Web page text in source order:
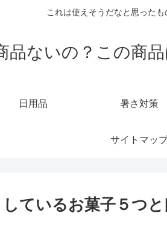
これは使えそうだなと思ったも
品ないの？この商
日用品 暑さ対策
サイトマッ
ているお菓子５つ